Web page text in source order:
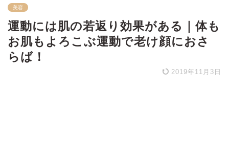
美容
運動には肌の若返り効果がある｜体も
お肌もよろこぶ運動で老け顔におさ
らば！
2019年11月3日